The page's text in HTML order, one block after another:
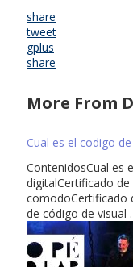
share
tweet
gplus
share
More From
Cual es el codigo
ContenidosCual es
digitalCertificado
comodoCertificado
de código de visual